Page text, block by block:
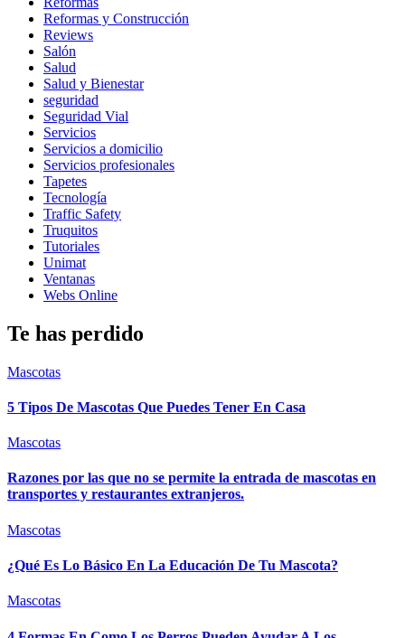
Reformas y Construcción
Reviews
Salón
Salud
Salud y Bienestar
seguridad
Seguridad Vial
Servicios
Servicios a domicilio
Servicios profesionales
Tapetes
Tecnología
Traffic Safety
Truquitos
Tutoriales
Unimat
Ventanas
Webs Online
Te has perdido
Mascotas
5 Tipos De Mascotas Que Puedes Tener En Casa
Mascotas
Razones por las que no se permite la entrada de mascotas en
transportes y restaurantes extranjeros.
Mascotas
¿Qué Es Lo Básico En La Educación De Tu Mascota?
Mascotas